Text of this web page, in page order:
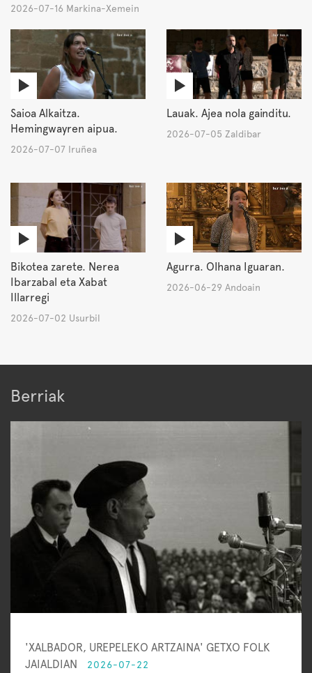
2026-07-16 Markina-Xemein
Saioa Alkaitza.
Hemingwayren aipua.
2026-07-07 Iruñea
Lauak. Ajea nola gainditu.
2026-07-05 Zaldibar
Bikotea zarete. Nerea
Ibarzabal eta Xabat
Illarregi
2026-07-02 Usurbil
Agurra. OIhana Iguaran.
2026-06-29 Andoain
Berriak
'XALBADOR, UREPELEKO ARTZAINA' GETXO FOLK
JAIALDIAN
2026-07-22